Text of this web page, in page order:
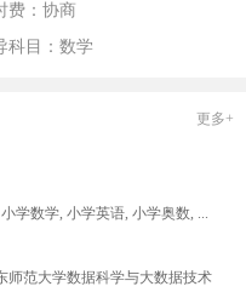
费：协商
科目：数学
更多+
学数学, 小学英语, 小学奥数, ...
师范大学数据科学与大数据技术